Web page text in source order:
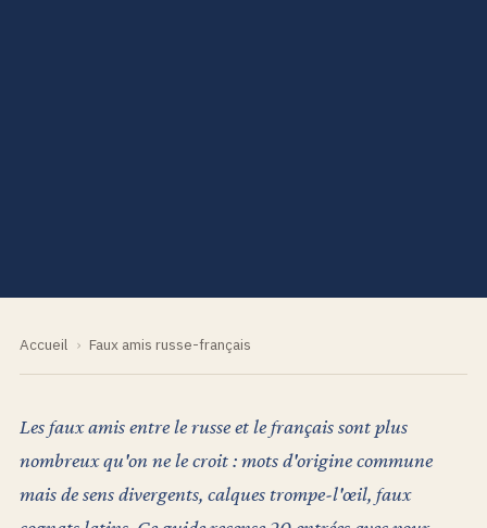
Accueil › Faux amis russe-français
Les faux amis entre le russe et le français sont plus
nombreux qu'on ne le croit : mots d'origine commune
mais de sens divergents, calques trompe-l'œil, faux